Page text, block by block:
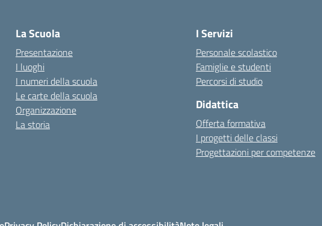
La Scuola
Presentazione
I luoghi
I numeri della scuola
Le carte della scuola
Organizzazione
La storia
I Servizi
Personale scolastico
Famiglie e studenti
Percorsi di studio
Didattica
Offerta formativa
I progetti delle classi
Progettazioni per competenze